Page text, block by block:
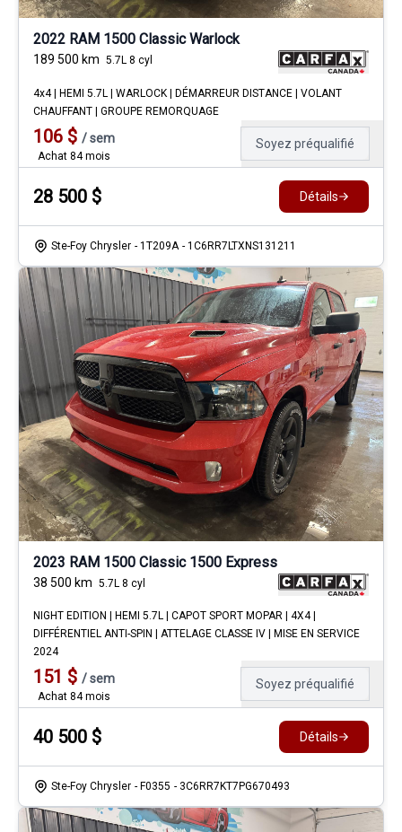
2022 RAM 1500 Classic Warlock
189 500 km 5.7L 8 cyl
4x4 | HEMI 5.7L | WARLOCK | DÉMARREUR DISTANCE | VOLANT
CHAUFFANT | GROUPE REMORQUAGE
106 $ /sem
Achat 84 mois
Soyez préqualifié
28 500 $ Détails
Ste-Foy Chrysler - 1T209A - 1C6RR7LTXNS131211
2023 RAM 1500 Classic 1500 Express
38 500 km 5.7L 8 cyl
NIGHT EDITION | HEMI 5.7L | CAPOT SPORT MOPAR | 4X4 |
DIFFÉRENTIEL ANTI-SPIN | ATTELAGE CLASSE IV | MISE EN SERVICE
2024
151 $ /sem
Achat 84 mois
Soyez préqualifié
40 500 $ Détails
Ste-Foy Chrysler - F0355 - 3C6RR7KT7PG670493